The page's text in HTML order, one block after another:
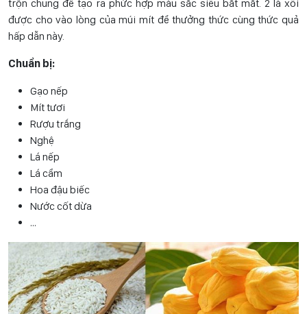
trộn chung để tạo ra phức hợp màu sắc siêu bắt mắt. 2 là xôi
được cho vào lòng của múi mít để thưởng thức cùng thức quả
hấp dẫn này.
Chuẩn bị:
Gạo nếp
Mít tươi
Rượu trắng
Nghệ
Lá nếp
Lá cẩm
Hoa đậu biếc
Nước cốt dừa
…